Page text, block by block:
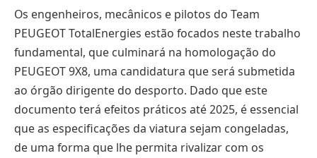
Os engenheiros, mecânicos e pilotos do Team
PEUGEOT TotalEnergies estão focados neste trabalho
fundamental, que culminará na homologação do
PEUGEOT 9X8, uma candidatura que será submetida
ao órgão dirigente do desporto. Dado que este
documento terá efeitos práticos até 2025, é essencial
que as especificações da viatura sejam congeladas,
de uma forma que lhe permita rivalizar com os